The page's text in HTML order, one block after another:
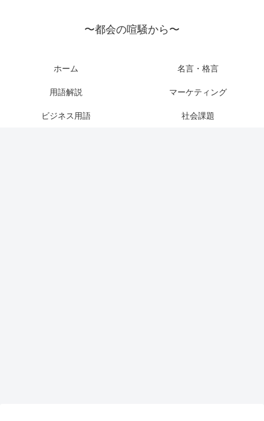
〜都会の喧騒から〜
ホーム 名言・格言
用語解説 マーケティング
ビジネス用語 社会課題